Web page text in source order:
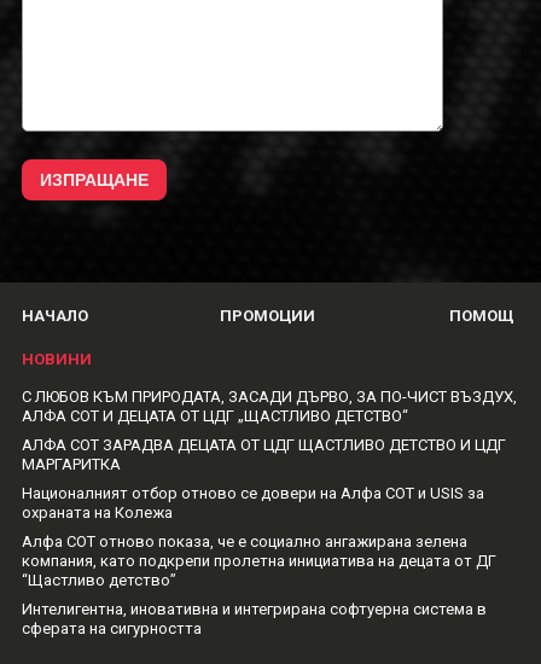
НАЧАЛО ПРОМОЦИИ ПОМОЩ
НОВИНИ
С ЛЮБОВ КЪМ ПРИРОДАТА, ЗАСАДИ ДЪРВО, ЗА ПО-ЧИСТ ВЪЗДУХ,
АЛФА СОТ И ДЕЦАТА ОТ ЦДГ „ЩАСТЛИВО ДЕТСТВО“
АЛФА СОТ ЗАРАДВА ДЕЦАТА ОТ ЦДГ ЩАСТЛИВО ДЕТСТВО И ЦДГ
МАРГАРИТКА
Националният отбор отново се довери на Алфа СОТ и USIS за
охраната на Колежа
Алфа СОТ отново показа, че е социално ангажирана зелена
компания, като подкрепи пролетна инициатива на децата от ДГ
“Щастливо детство”
Интелигентна, иновативна и интегрирана софтуерна система в
сферата на сигурността